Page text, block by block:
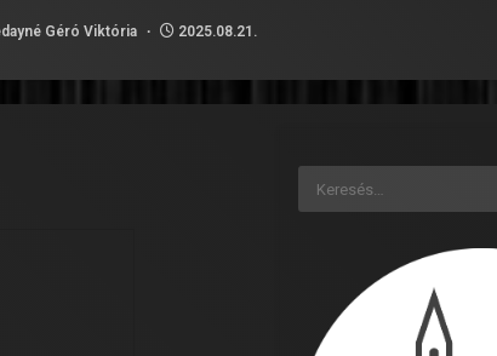
Géró Viktória 2025.08.21.